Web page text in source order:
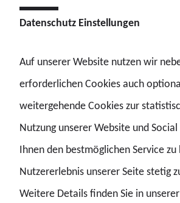
Datenschutz Einstellungen
Auf unserer Website nutzen wir
erforderlichen Cookies auch
weitergehende Cookies zur
Nutzung unserer Website und
Ihnen den bestmöglichen Service
Nutzererlebnis unserer Seite stetig
Weitere Details finden Sie in unserer